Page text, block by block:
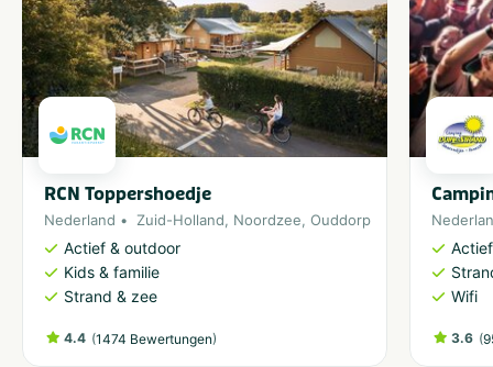
RCN Toppershoedje
Nederland Zuid-Holland, Noordzee, Ouddorp
Actief & outdoor
Kids & familie
Strand & zee
4.4 (1474 Bewertungen)
Wifi
3.6 (